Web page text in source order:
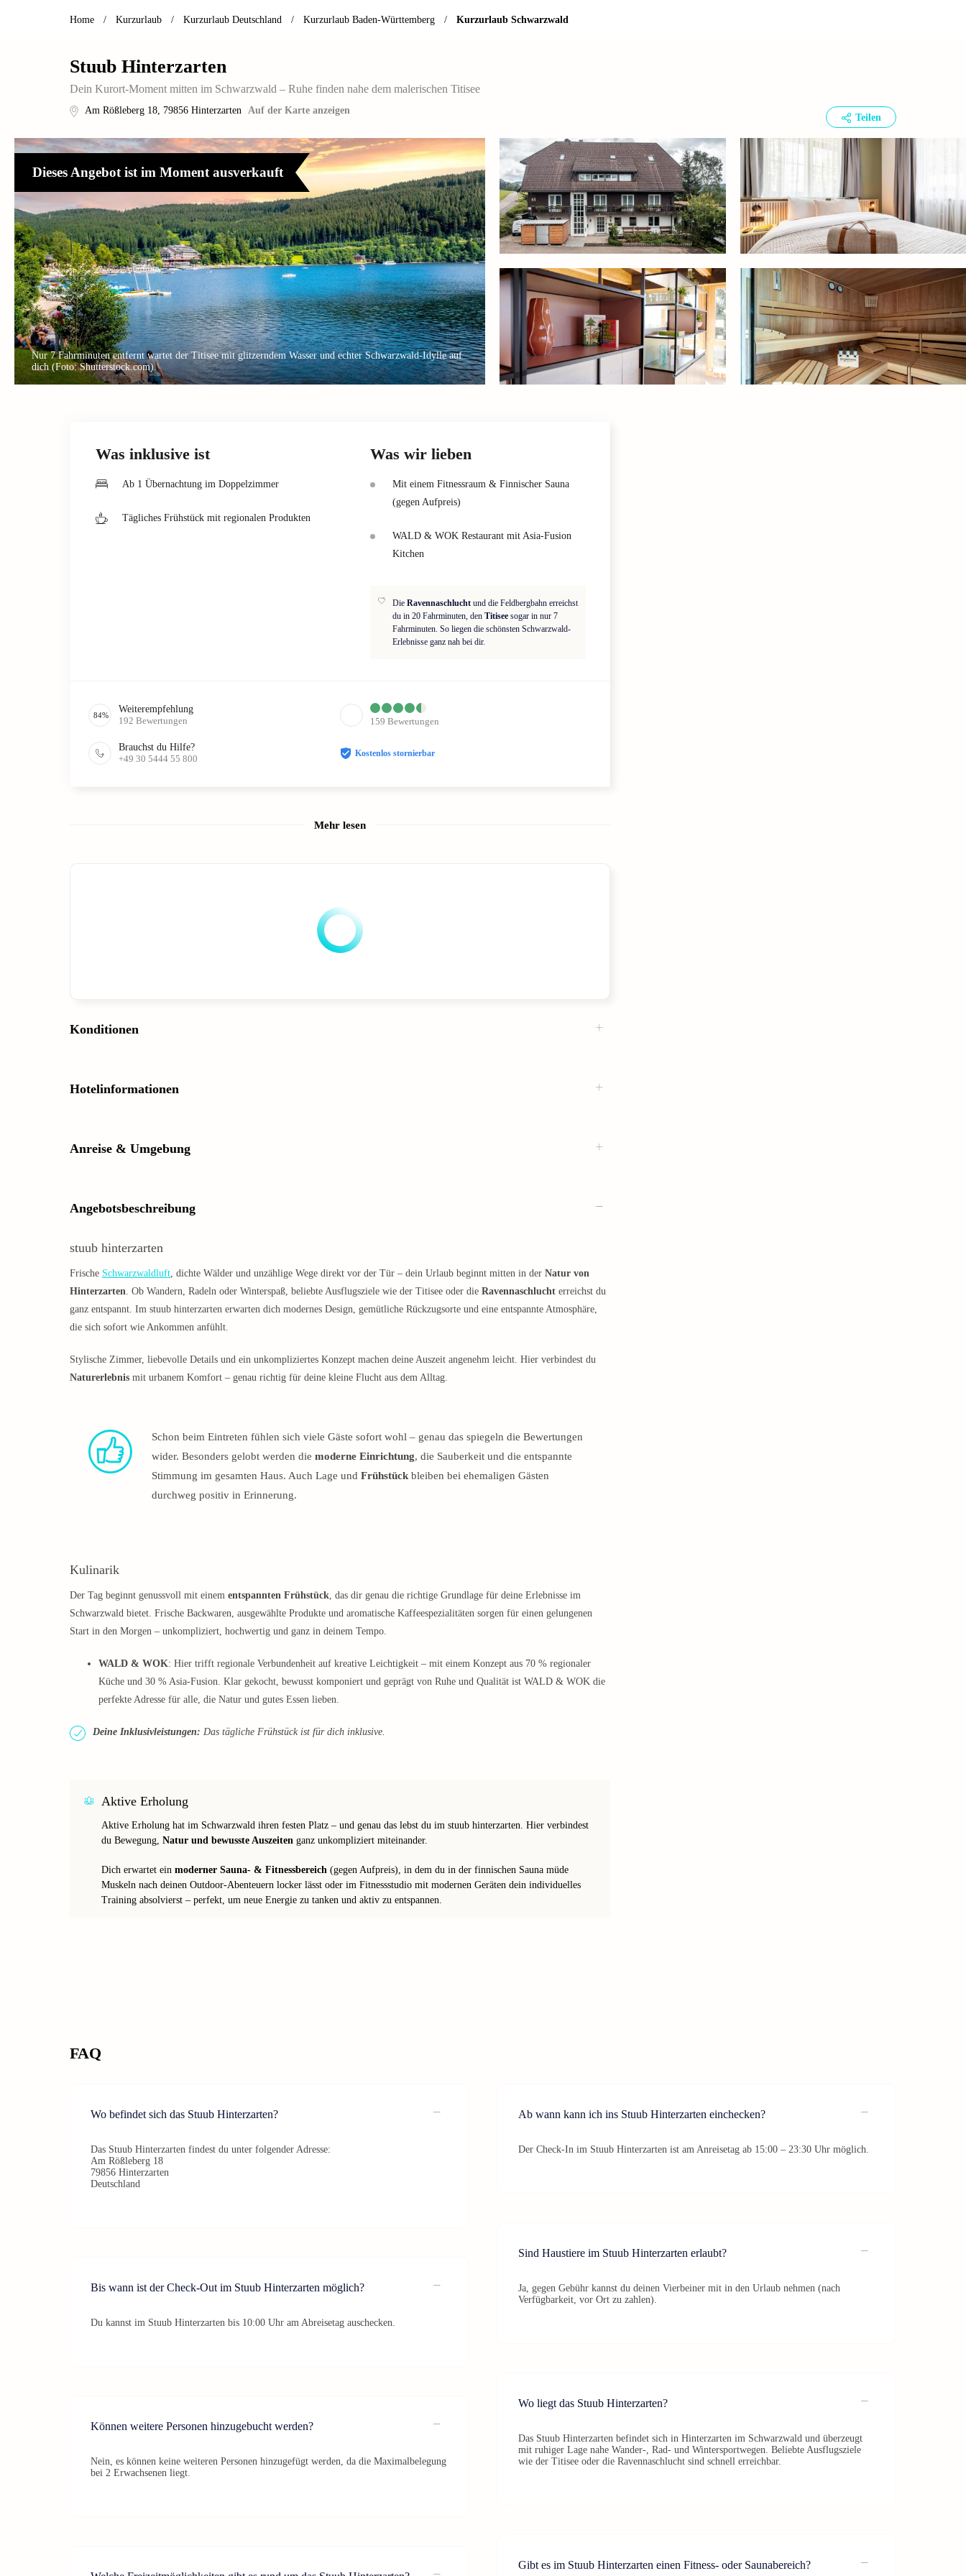
Home / Kurzurlaub / Kurzurlaub Deutschland / Kurzurlaub Baden-Württemberg / Kurzurlaub Schwarzwald
Stuub Hinterzarten
Dein Kurort-Moment mitten im Schwarzwald – Ruhe finden nahe dem malerischen Titisee
Am Rößleberg 18, 79856 Hinterzarten Auf der Karte anzeigen
Teilen
Dieses Angebot ist im Moment ausverkauft
Nur 7 Fahrminuten entfernt wartet der Titisee mit glitzerndem Wasser und echter Schwarzwald-Idylle auf
dich (Foto: Shutterstock.com).
Was inklusive ist
Ab 1 Übernachtung im Doppelzimmer
Tägliches Frühstück mit regionalen Produkten
Was wir lieben
Mit einem Fitnessraum & Finnischer Sauna
(gegen Aufpreis)
WALD & WOK Restaurant mit Asia-Fusion
Kitchen
Die Ravennaschlucht und die Feldbergbahn erreichst
du in 20 Fahrminuten, den Titisee sogar in nur 7
Fahrminuten. So liegen die schönsten Schwarzwald-
Erlebnisse ganz nah bei dir.
84%
Weiterempfehlung
192 Bewertungen 159 Bewertungen
Brauchst du Hilfe?
+49 30 5444 55 800
Kostenlos stornierbar
Mehr lesen
Konditionen
Hotelinformationen
Anreise & Umgebung
Angebotsbeschreibung
stuub hinterzarten
Frische Schwarzwaldluft , dichte Wälder und unzählige Wege direkt vor der Tür – dein Urlaub beginnt mitten in der Natur von
Hinterzarten . Ob Wandern, Radeln oder Winterspaß, beliebte Ausflugsziele wie der Titisee oder die Ravennaschlucht erreichst du
ganz entspannt. Im stuub hinterzarten erwarten dich modernes Design, gemütliche Rückzugsorte und eine entspannte Atmosphäre,
die sich sofort wie Ankommen anfühlt.
Stylische Zimmer, liebevolle Details und ein unkompliziertes Konzept machen deine Auszeit angenehm leicht. Hier verbindest du
Naturerlebnis mit urbanem Komfort – genau richtig für deine kleine Flucht aus dem Alltag.
Schon beim Eintreten fühlen sich viele Gäste sofort wohl – genau das spiegeln die Bewertungen
wider. Besonders gelobt werden die moderne Einrichtung, die Sauberkeit und die entspannte
Stimmung im gesamten Haus. Auch Lage und Frühstück bleiben bei ehemaligen Gästen
durchweg positiv in Erinnerung.
Kulinarik
Der Tag beginnt genussvoll mit einem entspannten Frühstück , das dir genau die richtige Grundlage für deine Erlebnisse im
Schwarzwald bietet. Frische Backwaren, ausgewählte Produkte und aromatische Kaffeespezialitäten sorgen für einen gelungenen
Start in den Morgen – unkompliziert, hochwertig und ganz in deinem Tempo.
WALD & WOK: Hier trifft regionale Verbundenheit auf kreative Leichtigkeit – mit einem Konzept aus 70 % regionaler
Küche und 30 % Asia-Fusion. Klar gekocht, bewusst komponiert und geprägt von Ruhe und Qualität ist WALD & WOK die
perfekte Adresse für alle, die Natur und gutes Essen lieben.
Deine Inklusivleistungen: Das tägliche Frühstück ist für dich inklusive.
Aktive Erholung
Aktive Erholung hat im Schwarzwald ihren festen Platz – und genau das lebst du im stuub hinterzarten. Hier verbindest
du Bewegung, Natur und bewusste Auszeiten ganz unkompliziert miteinander.
Dich erwartet ein moderner Sauna- & Fitnessbereich (gegen Aufpreis), in dem du in der finnischen Sauna müde
Muskeln nach deinen Outdoor-Abenteuern locker lässt oder im Fitnessstudio mit modernen Geräten dein individuelles
Training absolvierst – perfekt, um neue Energie zu tanken und aktiv zu entspannen.
FAQ
Wo befindet sich das Stuub Hinterzarten?
Das Stuub Hinterzarten findest du unter folgender Adresse:
Am Rößleberg 18
79856 Hinterzarten
Deutschland
Bis wann ist der Check-Out im Stuub Hinterzarten möglich?
Du kannst im Stuub Hinterzarten bis 10:00 Uhr am Abreisetag auschecken.
Können weitere Personen hinzugebucht werden?
Nein, es können keine weiteren Personen hinzugefügt werden, da die Maximalbelegung
bei 2 Erwachsenen liegt.
Ab wann kann ich ins Stuub Hinterzarten einchecken?
Der Check-In im Stuub Hinterzarten ist am Anreisetag ab 15:00 – 23:30 Uhr möglich.
Sind Haustiere im Stuub Hinterzarten erlaubt?
Ja, gegen Gebühr kannst du deinen Vierbeiner mit in den Urlaub nehmen (nach
Verfügbarkeit, vor Ort zu zahlen).
Wo liegt das Stuub Hinterzarten?
Das Stuub Hinterzarten befindet sich in Hinterzarten im Schwarzwald und überzeugt
mit ruhiger Lage nahe Wander-, Rad- und Wintersportwegen. Beliebte Ausflugsziele
wie der Titisee oder die Ravennaschlucht sind schnell erreichbar.
Gibt es im Stuub Hinterzarten einen Fitness- oder Saunabereich?